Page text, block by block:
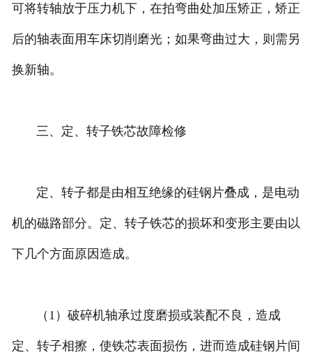
可将转轴放于压力机下，在拍弯曲处加压矫正，矫正
后的轴表面用车床切削磨光；如果弯曲过大，则需另
换新轴。
三、定、转子铁芯故障检修
定、转子都是由相互绝缘的硅钢片叠成，是电动
机的磁路部分。定、转子铁芯的损坏和变形主要由以
下几个方面原因造成。
（1）破碎机轴承过度磨损或装配不良，造成
定、转子相擦，使铁芯表面损伤，进而造成硅钢片间